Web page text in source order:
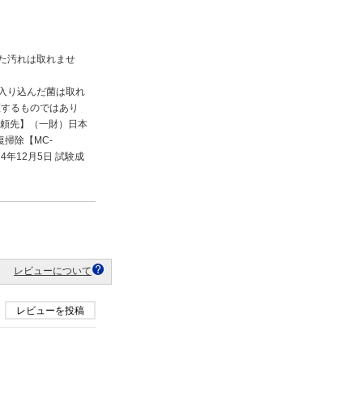
汚れは取れませ
り込んだ菌は取れ
るものではあり
先】（一財）日本
掃除【MC-
年12月5日 試験成
レビューについて
レビューを投稿